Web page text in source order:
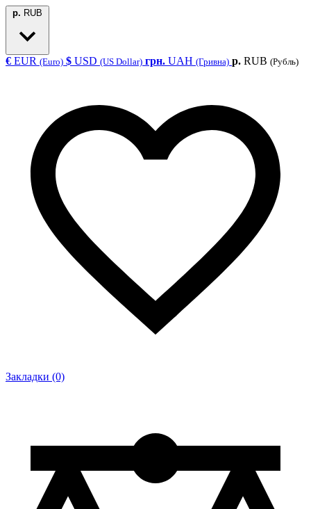
р. RUB
€ EUR (Euro) $ USD (US Dollar) грн. UAH (Гривна) р. RUB (Рубль)
Закладки (0)